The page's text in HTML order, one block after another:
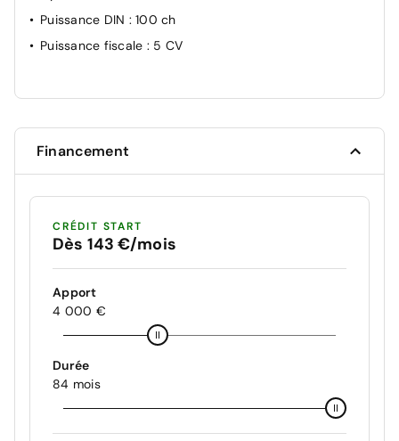
Puissance DIN : 100 ch
Puissance fiscale : 5 CV
Financement
CRÉDIT START
Dès 143 €/mois
Apport
4 000 €
Durée
84 mois